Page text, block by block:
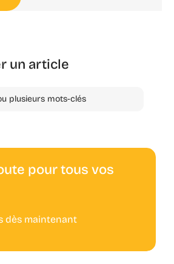
un article
pour tous vos
dès maintenant